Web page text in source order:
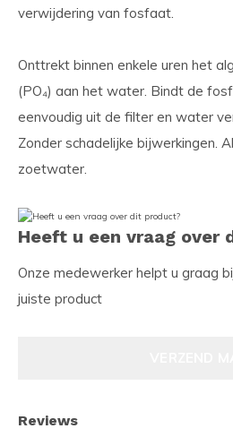
verwijdering van fosfaat.
Onttrekt binnen enkele uren het
(PO₄) aan het water. Bindt de
eenvoudig uit de filter en water
Zonder schadelijke bijwerkingen.
zoetwater.
Heeft u een vraag over
Onze medewerker helpt u graag
juiste product
Reviews